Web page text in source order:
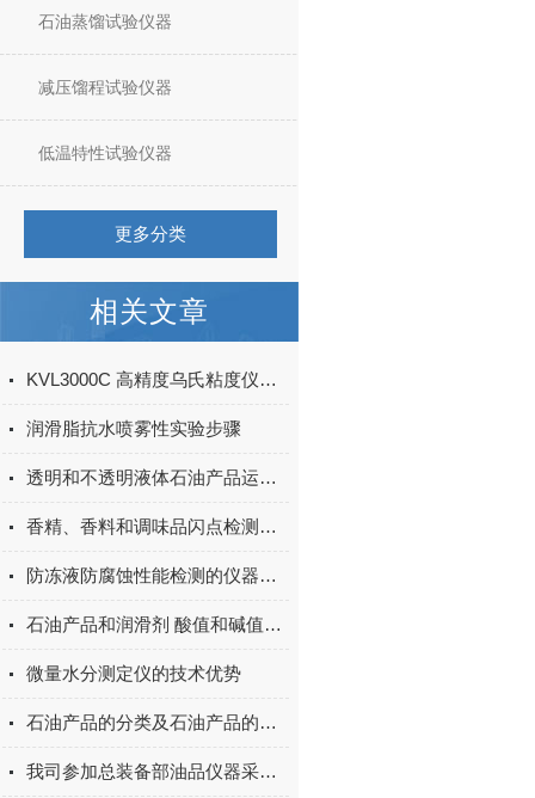
石油蒸馏试验仪器
减压馏程试验仪器
低温特性试验仪器
更多分类
相关文章
KVL3000C 高精度乌氏粘度仪标准操作程序（SOP）
润滑脂抗水喷雾性实验步骤
透明和不透明液体石油产品运动黏度 测定法及动力黏度计算法你知道吗
香精、香料和调味品闪点检测方案
防冻液防腐蚀性能检测的仪器参数
石油产品和润滑剂 酸值和碱值测定法 颜色指示剂法是怎样的
微量水分测定仪的技术优势
石油产品的分类及石油产品的分析标准
我司参加总装备部油品仪器采购并中标